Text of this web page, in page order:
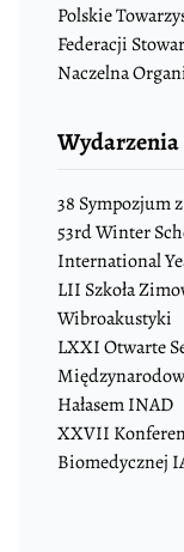
Polskie
Federacji
Naczelna
Wydarzenia
38 Sympozjum
53rd Winter
International
LII Szkoła
Wibroakustyki
LXXI Otwarte
Hałasem INAD
XXVII
Biomedycznej